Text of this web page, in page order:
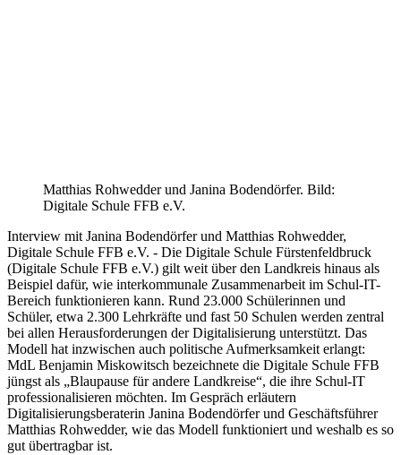
Matthias Rohwedder und Janina Bodendörfer. Bild:
Digitale Schule FFB e.V.
Interview mit Janina Bodendörfer und Matthias Rohwedder,
Digitale Schule FFB e.V. - Die Digitale Schule Fürstenfeldbruck
(Digitale Schule FFB e.V.) gilt weit über den Landkreis hinaus als
Beispiel dafür, wie interkommunale Zusammenarbeit im Schul-IT-
Bereich funktionieren kann. Rund 23.000 Schülerinnen und
Schüler, etwa 2.300 Lehrkräfte und fast 50 Schulen werden zentral
bei allen Herausforderungen der Digitalisierung unterstützt. Das
Modell hat inzwischen auch politische Aufmerksamkeit erlangt:
MdL Benjamin Miskowitsch bezeichnete die Digitale Schule FFB
jüngst als „Blaupause für andere Landkreise“, die ihre Schul-IT
professionalisieren möchten. Im Gespräch erläutern
Digitalisierungsberaterin Janina Bodendörfer und Geschäftsführer
Matthias Rohwedder, wie das Modell funktioniert und weshalb es so
gut übertragbar ist.